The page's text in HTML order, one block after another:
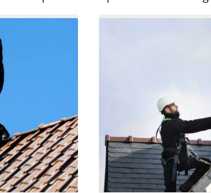
les règles. Travail
sans mauvaise